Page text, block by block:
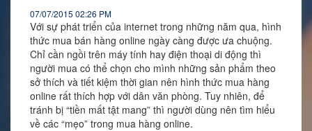
07/07/2015 02:26 PM
Với sự phát triển của internet trong những năm qua, hình
thức mua bán hàng online ngày càng được ưa chuộng.
Chỉ cần ngồi trên máy tính hay điện thoại di động thì
người mua có thể chọn cho mình những sản phẩm theo
sở thích và tiết kiệm thời gian nên hình thức mua hàng
online rất thích hợp với dân văn phòng. Tuy nhiên, để
tránh bị “tiền mất tật mang” thì người dùng nên tìm hiểu
về các “mẹo” trong mua hàng online.